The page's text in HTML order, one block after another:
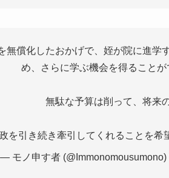
無償化したおかげで、姪が院に進学
め、さらに学ぶ機会を得ることが
無駄な予算は削って、将来
を引き続き牽引してくれることを希
— モノ申す者 (@Immonomousumono)